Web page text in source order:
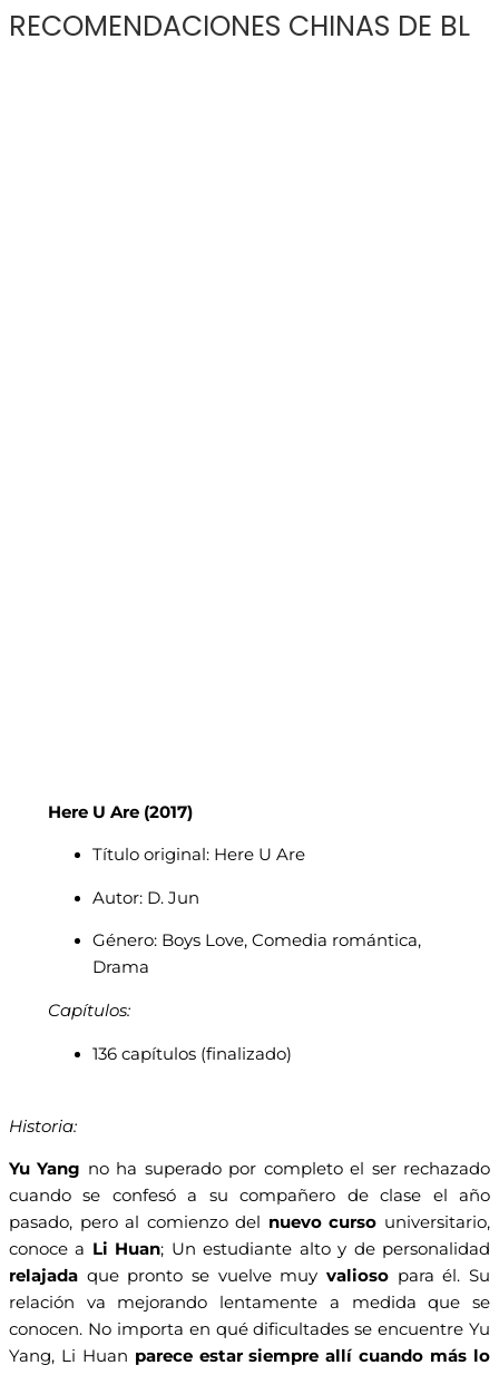
RECOMENDACIONES CHINAS DE BL
Here U Are (2017)
Título original: Here U Are
Autor: D. Jun
Género: Boys Love, Comedia romántica,
Drama
Capítulos:
136 capítulos (finalizado)
Historia:
Yu Yang no ha superado por completo el ser rechazado
cuando se confesó a su compañero de clase el año
pasado, pero al comienzo del nuevo curso universitario,
conoce a Li Huan; Un estudiante alto y de personalidad
relajada que pronto se vuelve muyvalioso para él. Su
relación va mejorando lentamente a medida que se
conocen. No importa en qué dificultades se encuentre Yu
Yang, Li Huan parece estar siempre allí cuando más lo